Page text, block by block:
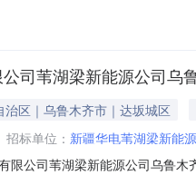
司苇湖梁新能源公司
治区｜乌鲁木齐市｜达坂城区
招标单位： 新疆华电苇湖梁新能
限公司苇湖梁新能源公司乌鲁